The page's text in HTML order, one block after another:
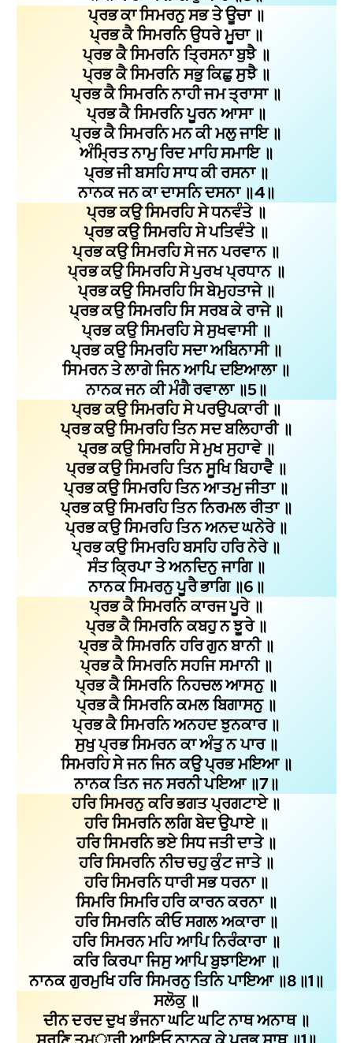
ਪ੍ਰਭ ਕਾ ਸਿਮਰਨੁ ਸਭ ਤੇ ਊਚਾ ॥
ਪ੍ਰਭ ਕੈ ਸਿਮਰਨਿ ਉਧਰੇ ਮੂਚਾ ॥
ਪ੍ਰਭ ਕੈ ਸਿਮਰਨਿ ਤ੍ਰਿਸਨਾ ਬੁਝੈ ॥
ਪ੍ਰਭ ਕੈ ਸਿਮਰਨਿ ਸਭੁ ਕਿਛੁ ਸੁਝੈ ॥
ਪ੍ਰਭ ਕੈ ਸਿਮਰਨਿ ਨਾਹੀ ਜਮ ਤ੍ਰਾਸਾ ॥
ਪ੍ਰਭ ਕੈ ਸਿਮਰਨਿ ਪੂਰਨ ਆਸਾ ॥
ਪ੍ਰਭ ਕੈ ਸਿਮਰਨਿ ਮਨ ਕੀ ਮਲੁ ਜਾਇ ॥
ਅੰਮ੍ਰਿਤ ਨਾਮੁ ਰਿਦ ਮਾਹਿ ਸਮਾਇ ॥
ਪ੍ਰਭ ਜੀ ਬਸਹਿ ਸਾਧ ਕੀ ਰਸਨਾ ॥
ਨਾਨਕ ਜਨ ਕਾ ਦਾਸਨਿ ਦਸਨਾ ॥4॥
ਪ੍ਰਭ ਕਉ ਸਿਮਰਹਿ ਸੇ ਧਨਵੰਤੇ ॥
ਪ੍ਰਭ ਕਉ ਸਿਮਰਹਿ ਸੇ ਪਤਿਵੰਤੇ ॥
ਪ੍ਰਭ ਕਉ ਸਿਮਰਹਿ ਸੇ ਜਨ ਪਰਵਾਨ ॥
ਪ੍ਰਭ ਕਉ ਸਿਮਰਹਿ ਸੇ ਪੁਰਖ ਪ੍ਰਧਾਨ ॥
ਪ੍ਰਭ ਕਉ ਸਿਮਰਹਿ ਸਿ ਬੇਮੁਹਤਾਜੇ ॥
ਪ੍ਰਭ ਕਉ ਸਿਮਰਹਿ ਸਿ ਸਰਬ ਕੇ ਰਾਜੇ ॥
ਪ੍ਰਭ ਕਉ ਸਿਮਰਹਿ ਸੇ ਸੁਖਵਾਸੀ ॥
ਪ੍ਰਭ ਕਉ ਸਿਮਰਹਿ ਸਦਾ ਅਬਿਨਾਸੀ ॥
ਸਿਮਰਨ ਤੇ ਲਾਗੇ ਜਿਨ ਆਪਿ ਦਇਆਲਾ ॥
ਨਾਨਕ ਜਨ ਕੀ ਮੰਗੈ ਰਵਾਲਾ ॥5॥
ਪ੍ਰਭ ਕਉ ਸਿਮਰਹਿ ਸੇ ਪਰਉਪਕਾਰੀ ॥
ਪ੍ਰਭ ਕਉ ਸਿਮਰਹਿ ਤਿਨ ਸਦ ਬਲਿਹਾਰੀ ॥
ਪ੍ਰਭ ਕਉ ਸਿਮਰਹਿ ਸੇ ਮੁਖ ਸੁਹਾਵੇ ॥
ਪ੍ਰਭ ਕਉ ਸਿਮਰਹਿ ਤਿਨ ਸੂਖਿ ਬਿਹਾਵੈ ॥
ਪ੍ਰਭ ਕਉ ਸਿਮਰਹਿ ਤਿਨ ਆਤਮੁ ਜੀਤਾ ॥
ਪ੍ਰਭ ਕਉ ਸਿਮਰਹਿ ਤਿਨ ਨਿਰਮਲ ਰੀਤਾ ॥
ਪ੍ਰਭ ਕਉ ਸਿਮਰਹਿ ਤਿਨ ਅਨਦ ਘਨੇਰੇ ॥
ਪ੍ਰਭ ਕਉ ਸਿਮਰਹਿ ਬਸਹਿ ਹਰਿ ਨੇਰੇ ॥
ਸੰਤ ਕ੍ਰਿਪਾ ਤੇ ਅਨਦਿਨੁ ਜਾਗਿ ॥
ਨਾਨਕ ਸਿਮਰਨੁ ਪੂਰੈ ਭਾਗਿ ॥6॥
ਪ੍ਰਭ ਕੈ ਸਿਮਰਨਿ ਕਾਰਜ ਪੂਰੇ ॥
ਪ੍ਰਭ ਕੈ ਸਿਮਰਨਿ ਕਬਹੁ ਨ ਝੂਰੇ ॥
ਪ੍ਰਭ ਕੈ ਸਿਮਰਨਿ ਹਰਿ ਗੁਨ ਬਾਨੀ ॥
ਪ੍ਰਭ ਕੈ ਸਿਮਰਨਿ ਸਹਜਿ ਸਮਾਨੀ ॥
ਪ੍ਰਭ ਕੈ ਸਿਮਰਨਿ ਨਿਹਚਲ ਆਸਨੁ ॥
ਪ੍ਰਭ ਕੈ ਸਿਮਰਨਿ ਕਮਲ ਬਿਗਾਸਨੁ ॥
ਪ੍ਰਭ ਕੈ ਸਿਮਰਨਿ ਅਨਹਦ ਝੁਨਕਾਰ ॥
ਸੁਖੁ ਪ੍ਰਭ ਸਿਮਰਨ ਕਾ ਅੰਤੁ ਨ ਪਾਰ ॥
ਸਿਮਰਹਿ ਸੇ ਜਨ ਜਿਨ ਕਉ ਪ੍ਰਭ ਮਇਆ ॥
ਨਾਨਕ ਤਿਨ ਜਨ ਸਰਨੀ ਪਇਆ ॥7॥
ਹਰਿ ਸਿਮਰਨੁ ਕਰਿ ਭਗਤ ਪ੍ਰਗਟਾਏ ॥
ਹਰਿ ਸਿਮਰਨਿ ਲਗਿ ਬੇਦ ਉਪਾਏ ॥
ਹਰਿ ਸਿਮਰਨਿ ਭਏ ਸਿਧ ਜਤੀ ਦਾਤੇ ॥
ਹਰਿ ਸਿਮਰਨਿ ਨੀਚ ਚਹੁ ਕੁੰਟ ਜਾਤੇ ॥
ਹਰਿ ਸਿਮਰਨਿ ਧਾਰੀ ਸਭ ਧਰਨਾ ॥
ਸਿਮਰਿ ਸਿਮਰਿ ਹਰਿ ਕਾਰਨ ਕਰਨਾ ॥
ਹਰਿ ਸਿਮਰਨਿ ਕੀਓ ਸਗਲ ਅਕਾਰਾ ॥
ਹਰਿ ਸਿਮਰਨ ਮਹਿ ਆਪਿ ਨਿਰੰਕਾਰਾ ॥
ਕਰਿ ਕਿਰਪਾ ਜਿਸੁ ਆਪਿ ਬੁਝਾਇਆ ॥
ਨਾਨਕ ਗੁਰਮੁਖਿ ਹਰਿ ਸਿਮਰਨੁ ਤਿਨਿ ਪਾਇਆ ॥8॥1॥
ਸਲੋਕੁ ॥
ਦੀਨ ਦਰਦ ਦੁਖ ਭੰਜਨਾ ਘਟਿ ਘਟਿ ਨਾਥ ਅਨਾਥ ॥